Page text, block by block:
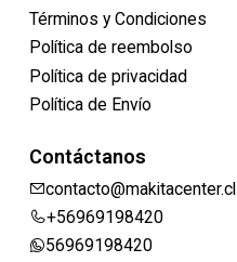
Términos y Condiciones
Política de reembolso
Política de privacidad
Política de Envío
Contáctanos
contacto@makitacenter.cl
+56969198420
56969198420